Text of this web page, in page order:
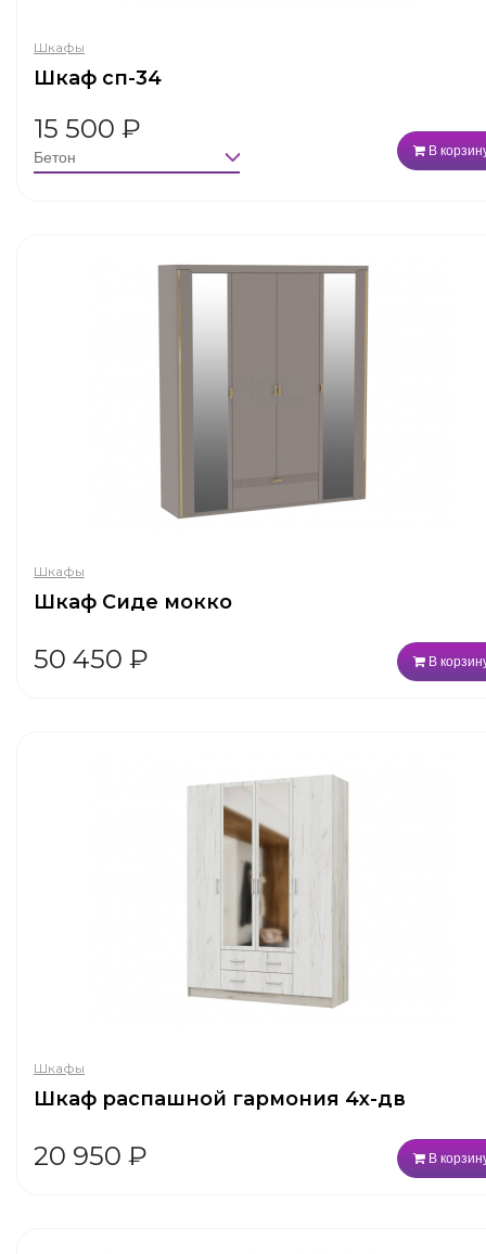
Шкафы
Шкаф сп-34
15 500 ₽
В
Шкафы
Шкаф Сиде мокко
50 450 ₽ В
Шкафы
Шкаф распашной гармония 4х-дв
20 950 ₽ В